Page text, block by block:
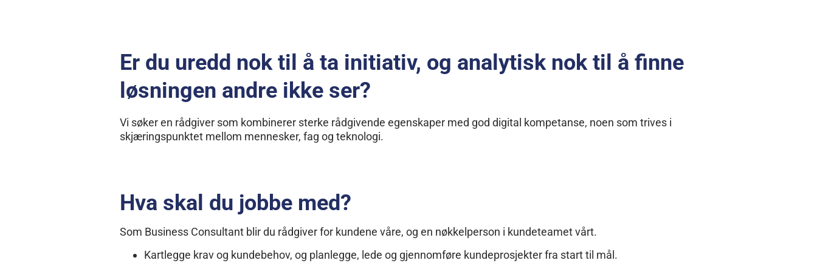
Er du uredd nok til å ta initiativ, og analytisk nok til å finne
løsningen andre ikke ser?
Vi søker en rådgiver som kombinerer sterke rådgivende egenskaper med god digital kompetanse, noen som trives i
skjæringspunktet mellom mennesker, fag og teknologi.
Hva skal du jobbe med?
Som Business Consultant blir du rådgiver for kundene våre, og en nøkkelperson i kundeteamet vårt.
Kartlegge krav og kundebehov, og planlegge, lede og gjennomføre kundeprosjekter fra start til mål.